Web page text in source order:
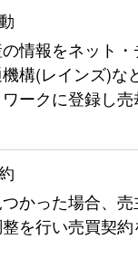
情報をネット
構(レインズ)な
ークに登録し
かった場合、
を行い売買契約